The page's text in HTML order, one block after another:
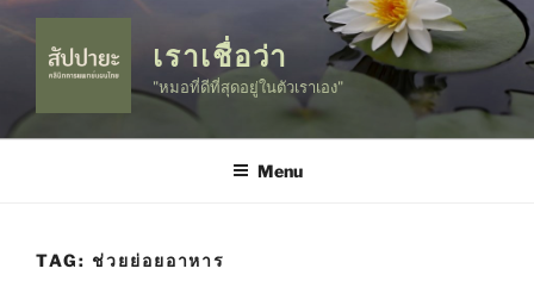
to
content
เราเชื่อว่า
"หมอที่ดีที่สุดอยู่ในตัวเราเอง"
Menu
TAG: ช่วยย่อยอาหาร